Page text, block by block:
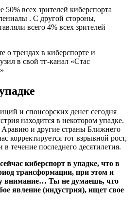
50% всех зрителей киберспорта
. С другой стороны,
всего 4% всех зрителей
о трендах в киберспорте и
в свой тг-канал «Стас
и спонсорских денег сегодня
находится в некотором упадке.
и другие страны Ближнего
корректируется тот взрывной рост,
течение последнего десятилетия.
киберспорт в упадке, что в
трансформации, при этом и
внимание… Ты не думаешь, что
явление (индустрия), ищет свое